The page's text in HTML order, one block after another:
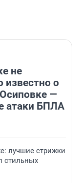
не
известно о
—
атаки БПЛА
лучшие стрижки
стильных